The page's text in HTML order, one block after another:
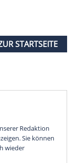
STARTSEITE
Redaktion
Sie können
wieder